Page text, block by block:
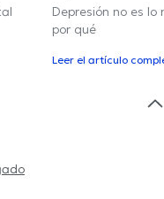
Depresión no es
por qué
Leer el artículo